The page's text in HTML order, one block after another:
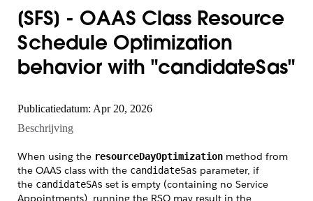
[SFS] - OAAS Class Resource
Schedule Optimization
behavior with "candidateSas"
Publicatiedatum: Apr 20, 2026
Beschrijving
When using the resourceDayOptimization method from
the OAAS class with the candidateSas parameter, if
the candidateSAs set is empty (containing no Service
Appointments), running the RSO may result in the